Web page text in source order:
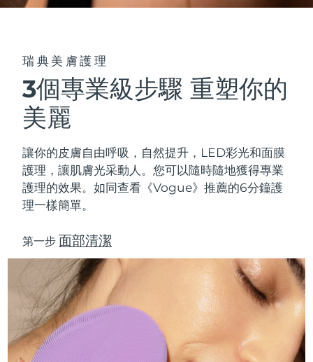
瑞典美膚護理
3個專業級步驟 重塑你的
美麗
讓你的皮膚自由呼吸，自然提升，LED彩光和面膜
護理，讓肌膚光采動人。您可以隨時隨地獲得專業
護理的效果。如同查看《Vogue》推薦的6分鐘護
理一樣簡單。
第一步 面部清潔
全部購買
FOREO APP
關於我們
澤西島
哈薩克 預計送達日期8/11/26
科威特
拉脫維亞 預計送達日期8/9/26
黎巴嫩 預計送達日期8/10/26
盧森堡
中國澳門特別行政區 預計送達日期8/11/26
馬來西亞 預計送達日期
馬爾他 預計送達日期